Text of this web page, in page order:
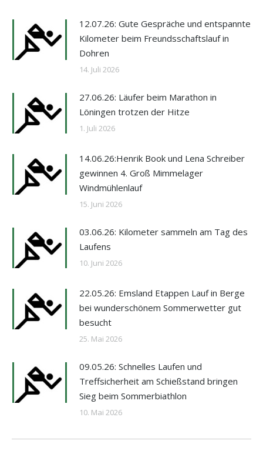
12.07.26: Gute Gespräche und entspannte
Kilometer beim Freundsschaftslauf in
Dohren
14. Juli 2026
27.06.26: Läufer beim Marathon in
Löningen trotzen der Hitze
1. Juli 2026
14.06.26:Henrik Book und Lena Schreiber
gewinnen 4. Groß Mimmelager
Windmühlenlauf
15. Juni 2026
03.06.26: Kilometer sammeln am Tag des
Laufens
10. Juni 2026
22.05.26: Emsland Etappen Lauf in Berge
bei wunderschönem Sommerwetter gut
besucht
25. Mai 2026
09.05.26: Schnelles Laufen und
Treffsicherheit am Schießstand bringen
Sieg beim Sommerbiathlon
10. Mai 2026